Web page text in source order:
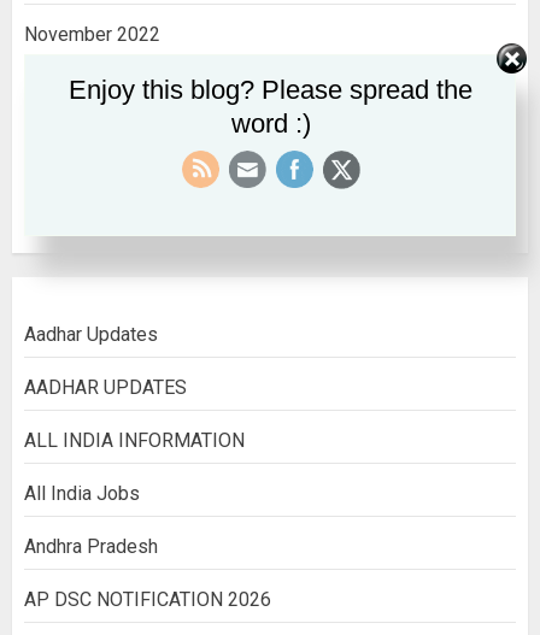
November 2022
October 2022
Aadhar Updates
AADHAR UPDATES
ALL INDIA INFORMATION
All India Jobs
Andhra Pradesh
AP DSC NOTIFICATION 2026
Enjoy this blog? Please spread the
word :)